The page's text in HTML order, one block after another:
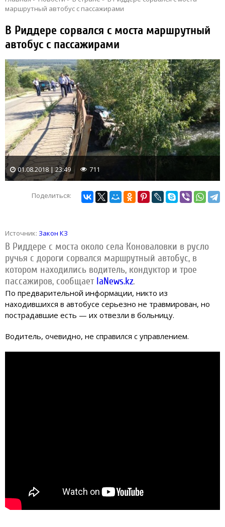
маршрутный автобус с пассажирами
В Риддере сорвался с моста маршрутный
автобус с пассажирами
01.08.2018 | 23:49 711
Поделиться:
Источник: Закон КЗ
В Риддере с моста около села Коноваловки в русло
ручья с дороги сорвался маршрутный автобус, в
котором находились водитель, кондуктор и трое
пассажиров, сообщает IaNews.kz.
По предварительной информации, никто из
находившихся в автобусе серьезно не травмирован, но
пострадавшие есть — их отвезли в больницу.
Водитель, очевидно, не справился с управлением.